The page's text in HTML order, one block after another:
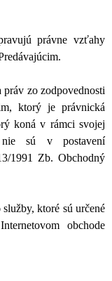
právne vzťahy
zo zodpovednosti
ktorý je právnická
koná v rámci svojej
nie sú v postavení
1991 Zb. Obchodný
ktoré sú určené
obchode